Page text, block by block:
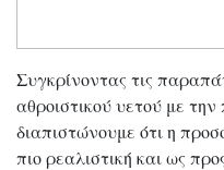
Συγκρίνοντας τις
αθροιστικού υετού με
διαπιστώνουμε ότι η
πιο ρεαλιστική και ως